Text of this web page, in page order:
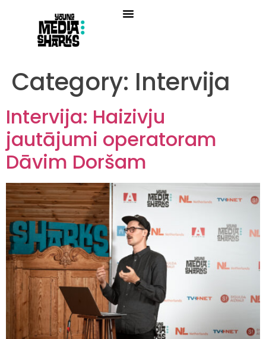
Category: Intervija
Intervija: Haizivju
jautājumi operatoram
Dāvim Doršam